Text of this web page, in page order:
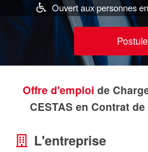
Ouvert aux personnes
Offre d'emploi de
CESTAS en Contrat
L'entreprise